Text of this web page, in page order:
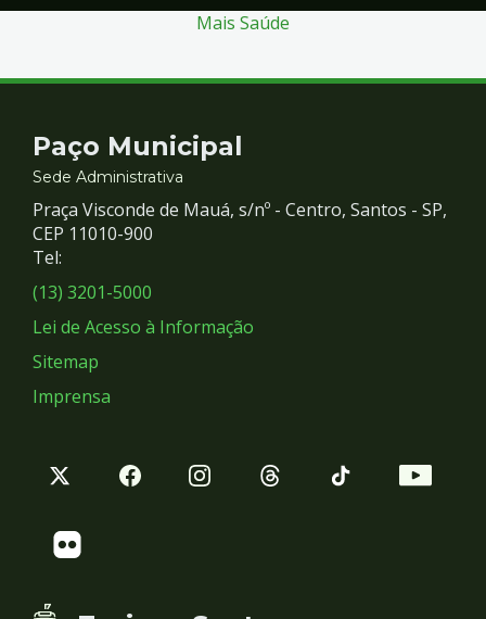
Mais Saúde
Contato
e
Redes
Sociais
Paço Municipal
Sede Administrativa
Praça Visconde de Mauá, s/nº - Centro, Santos - SP,
CEP 11010-900
Tel:
(13) 3201-5000
Lei de Acesso à Informação
Sitemap
Imprensa